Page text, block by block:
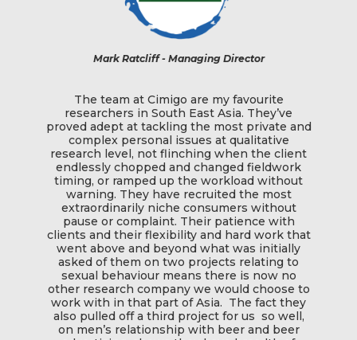
Mark Ratcliff - Managing Director
team at Cimigo are my favourite
in South East Asia. They’ve
at tackling the most private and
personal issues at qualitative
level, not flinching when the client
chopped and changed fieldwork
or ramped up the workload without
They have recruited the most
niche consumers without
or complaint. Their patience with
their flexibility and hard work that
and beyond what was initially
of them on two projects relating to
behaviour means there is now no
company we would choose to
in that part of Asia. The fact they
off a third project for us so well,
relationship with beer and beer
Kevin McQuillan -
Starting with
critical to how we
develop for the
challenging brief –
segments nationwide
with a high-quality
implementation and
allowing us to
plans and strategy